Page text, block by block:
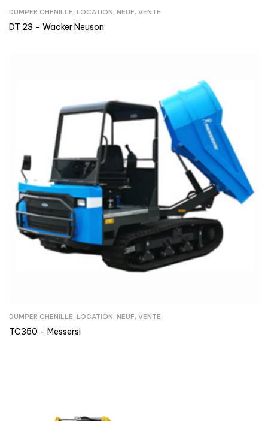
DUMPER CHENILLE, LOCATION, NEUF, VENTE
DT 23 – Wacker Neuson
DUMPER CHENILLE, LOCATION, NEUF, VENTE
TC350 – Messersi